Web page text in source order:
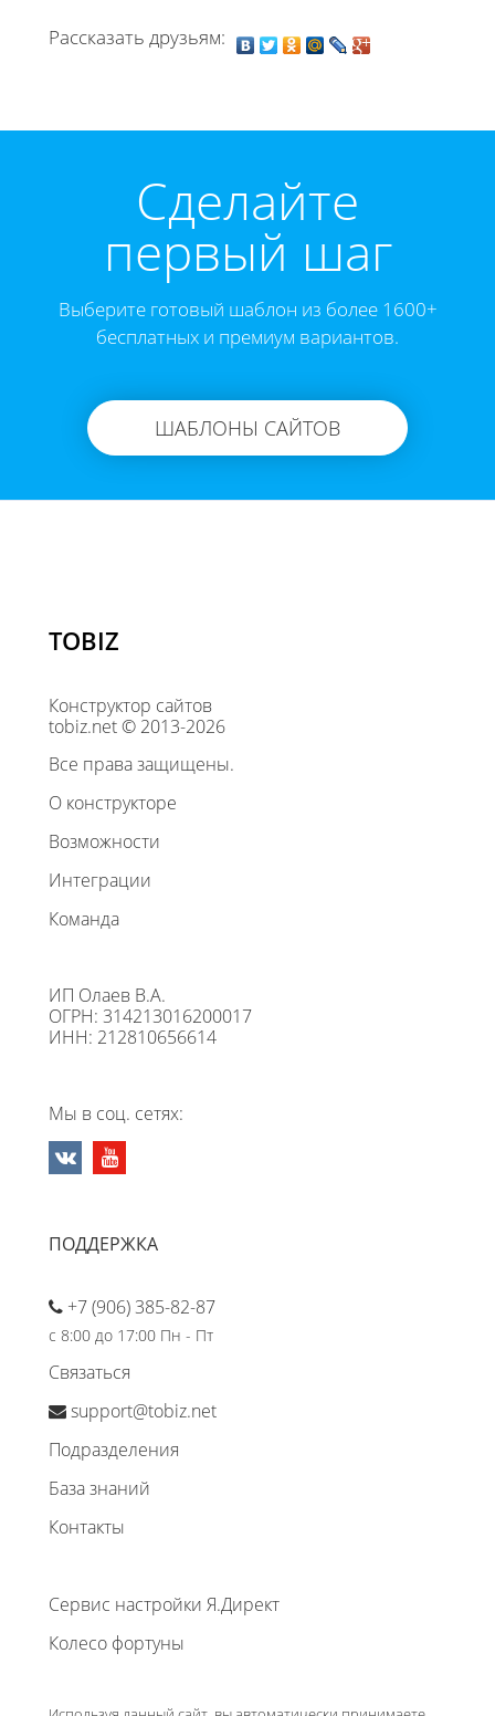
Рассказать друзьям:
Cделайте
первый шаг
Выберите готовый шаблон из более 1600+
бесплатных и премиум вариантов.
ШАБЛОНЫ САЙТОВ
TOBIZ
Конструктор сайтов
tobiz.net © 2013-2026
Все права защищены.
О конструкторе
Возможности
Интеграции
Команда
ИП Олаев В.А.
ОГРН: 314213016200017
ИНН: 212810656614
Мы в соц. сетях:
ПОДДЕРЖКА
+7 (906) 385-82-87
с 8:00 до 17:00 Пн - Пт
Связаться
support@tobiz.net
Подразделения
База знаний
Контакты
Сервис настройки Я.Директ
Колесо фортуны